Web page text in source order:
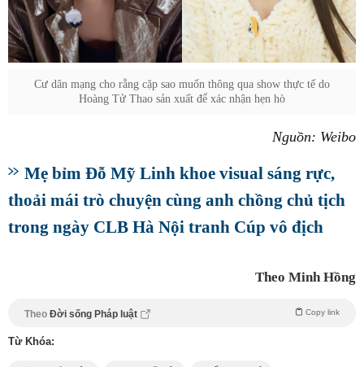
Cư dân mạng cho rằng cặp sao muốn thông qua show thực tế do
Hoàng Tử Thao sản xuất để xác nhận hẹn hò
Nguồn: Weibo
Mẹ bỉm Đỗ Mỹ Linh khoe visual sáng rực,
thoải mái trò chuyện cùng anh chồng chủ tịch
trong ngày CLB Hà Nội tranh Cúp vô địch
Theo Minh Hồng
Theo Đời sống Pháp luật Copy link
Từ Khóa: